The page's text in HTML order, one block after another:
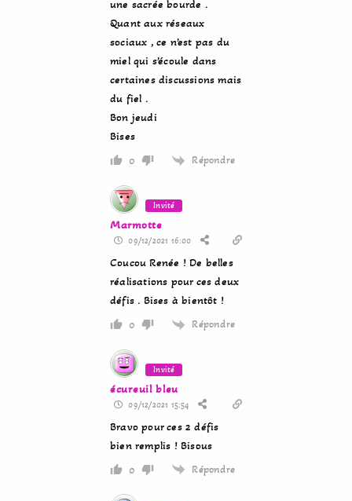
une sacrée bourde .
Quant aux réseaux
sociaux , ce n’est pas du
miel qui s’écoule dans
certaines discussions mais
du fiel .
Bon jeudi
Bises
0 Répondre
Invité
Marmotte
09/12/2021 16:00
Coucou Renée ! De belles
réalisations pour ces deux
défis . Bises à bientôt !
0 Répondre
Invité
écureuil bleu
09/12/2021 15:54
Bravo pour ces 2 défis
bien remplis ! Bisous
0 Répondre